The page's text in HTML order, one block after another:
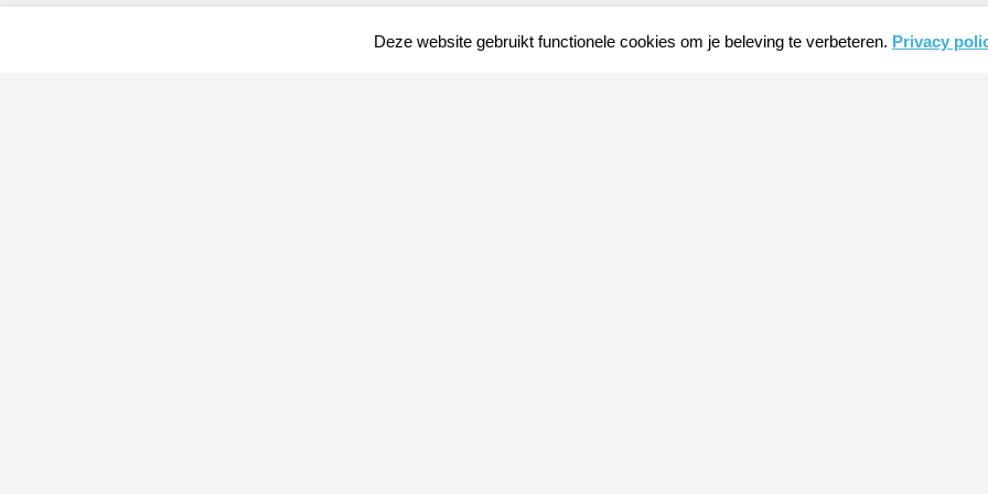
Deze website gebruikt functionele cookies om je beleving te verbeteren. Privacy